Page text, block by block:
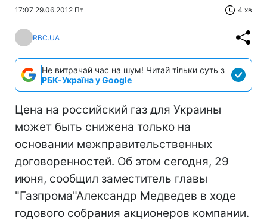
17:07 29.06.2012 Пт 4 хв
RBC.UA
Не витрачай час на шум! Читай тільки суть з
РБК-Україна у Google
Цена на российский газ для Украины
может быть снижена только на
основании межправительственных
договоренностей. Об этом сегодня, 29
июня, сообщил заместитель главы
"Газпрома"Александр Медведев в ходе
годового собрания акционеров компании.